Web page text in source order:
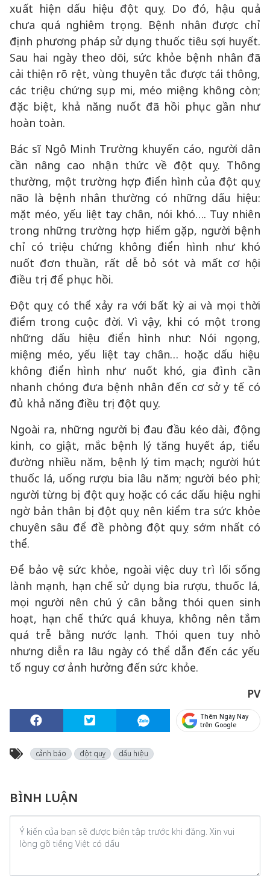
xuất hiện dấu hiệu đột quỵ. Do đó, hậu quả
chưa quá nghiêm trọng. Bệnh nhân được chỉ
định phương pháp sử dụng thuốc tiêu sợi huyết.
Sau hai ngày theo dõi, sức khỏe bệnh nhân đã
cải thiện rõ rệt, vùng thuyên tắc được tái thông,
các triệu chứng sụp mi, méo miệng không còn;
đặc biệt, khả năng nuốt đã hồi phục gần như
hoàn toàn.
Bác sĩ Ngô Minh Trường khuyến cáo, người dân
cần nâng cao nhận thức về đột quỵ. Thông
thường, một trường hợp điển hình của đột quỵ
não là bệnh nhân thường có những dấu hiệu:
mặt méo, yếu liệt tay chân, nói khó…. Tuy nhiên
trong những trường hợp hiếm gặp, người bệnh
chỉ có triệu chứng không điển hình như khó
nuốt đơn thuần, rất dễ bỏ sót và mất cơ hội
điều trị để phục hồi.
Đột quỵ có thể xảy ra với bất kỳ ai và mọi thời
điểm trong cuộc đời. Vì vậy, khi có một trong
những dấu hiệu điển hình như: Nói ngọng,
miệng méo, yếu liệt tay chân… hoặc dấu hiệu
không điển hình như nuốt khó, gia đình cần
nhanh chóng đưa bệnh nhân đến cơ sở y tế có
đủ khả năng điều trị đột quỵ.
Ngoài ra, những người bị đau đầu kéo dài, động
kinh, co giật, mắc bệnh lý tăng huyết áp, tiểu
đường nhiều năm, bệnh lý tim mạch; người hút
thuốc lá, uống rượu bia lâu năm; người béo phì;
người từng bị đột quỵ hoặc có các dấu hiệu nghi
ngờ bản thân bị đột quỵ nên kiểm tra sức khỏe
chuyên sâu để đề phòng đột quỵ sớm nhất có
thể.
Để bảo vệ sức khỏe, ngoài việc duy trì lối sống
lành mạnh, hạn chế sử dụng bia rượu, thuốc lá,
mọi người nên chú ý cân bằng thói quen sinh
hoạt, hạn chế thức quá khuya, không nên tắm
quá trễ bằng nước lạnh. Thói quen tuy nhỏ
nhưng diễn ra lâu ngày có thể dẫn đến các yếu
tố nguy cơ ảnh hưởng đến sức khỏe.
PV
Thêm Ngày Nay
trên Google
cảnh báo đột quỵ dấu hiệu
BÌNH LUẬN